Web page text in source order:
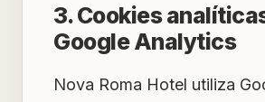
3. Cookies
Google Analytics
Nova Roma Hotel utiliza